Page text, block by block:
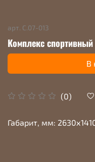
арт. С.07-013
Комплекс
(0)
В
Габарит, мм: